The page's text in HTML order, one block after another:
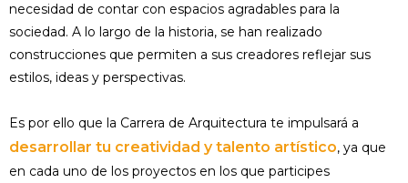
necesidad de contar con espacios agradables para la
sociedad. A lo largo de la historia, se han realizado
construcciones que permiten a sus creadores reflejar sus
estilos, ideas y perspectivas.
Es por ello que la Carrera de Arquitectura te impulsará a
desarrollar tu creatividad y talento artístico, ya que
en cada uno de los proyectos en los que participes